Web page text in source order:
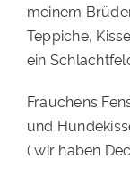
TIERHEIME
PATENSCHAFTEN
RATGEBER
meinem
Teppiche,
ein
Frauchens
und
( wir haben